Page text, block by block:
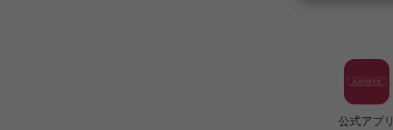
公式アプリ